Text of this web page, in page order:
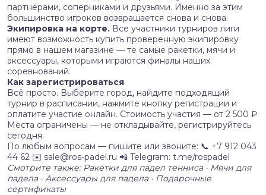
партнёрами, соперниками и друзьями. Именно за этим
большинство игроков возвращается снова и снова.
Экипировка на корте. Все участники турниров лиги
имеют возможность купить проверенную экипировку
прямо в нашем магазине — те самые ракетки, мячи и
аксессуары, которыми играются финалы наших
соревнований.
Как зарегистрироваться
Всё просто. Выберите город, найдите подходящий
турнир в расписании, нажмите кнопку регистрации и
оплатите участие онлайн. Стоимость участия — от 2 500 ₽.
Места ограничены — не откладывайте, регистрируйтесь
сегодня.
По любым вопросам — пишите или звоните: 📞 +7 912 043
44 62 ✉️ sale@ros-padel.ru 📲 Telegram: t.me/rospadel
Смотрите также: Ракетки для падел тенниса · Мячи для
падела · Аксессуары для падела · Подарочные
сертификаты